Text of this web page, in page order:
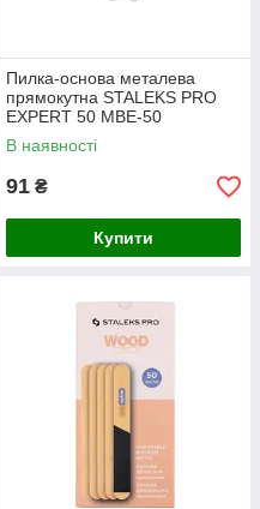
Пилка-основа металева
прямокутна STALEKS PRO
EXPERT 50 MBE-50
В наявності
91 ₴
Купити